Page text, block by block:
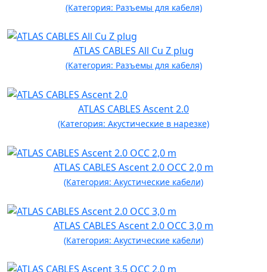
(Категория: Разъемы для кабеля)
ATLAS CABLES All Cu Z plug
(Категория: Разъемы для кабеля)
ATLAS CABLES Ascent 2.0
(Категория: Акустические в нарезке)
ATLAS CABLES Ascent 2.0 OСC 2,0 m
(Категория: Акустические кабели)
ATLAS CABLES Ascent 2.0 OСC 3,0 m
(Категория: Акустические кабели)